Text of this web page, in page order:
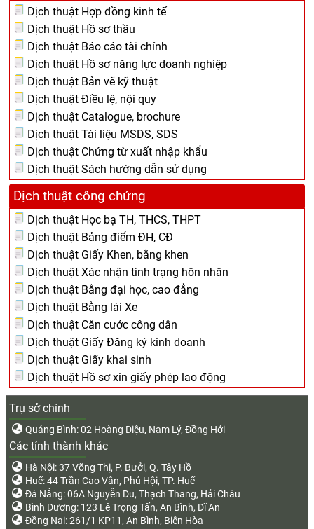
Dịch thuật Hợp đồng kinh tế
Dịch thuật Hồ sơ thầu
Dịch thuật Báo cáo tài chính
Dịch thuật Hồ sơ năng lực doanh nghiệp
Dịch thuật Bản vẽ kỹ thuật
Dịch thuật Điều lệ, nội quy
Dịch thuật Catalogue, brochure
Dịch thuật Tài liệu MSDS, SDS
Dịch thuật Chứng từ xuất nhập khẩu
Dịch thuật Sách hướng dẫn sử dụng
Dịch thuật công chứng
Dịch thuật Học bạ TH, THCS, THPT
Dịch thuật Bảng điểm ĐH, CĐ
Dịch thuật Giấy Khen, bằng khen
Dịch thuật Xác nhận tình trạng hôn nhân
Dịch thuật Bằng đại học, cao đẳng
Dịch thuật Bằng lái Xe
Dịch thuật Căn cước công dân
Dịch thuật Giấy Đăng ký kinh doanh
Dịch thuật Giấy khai sinh
Dịch thuật Hồ sơ xin giấy phép lao động
Trụ sở chính
Quảng Bình: 02 Hoàng Diệu, Nam Lý, Đồng Hới
Các tỉnh thành khác
Hà Nội: 37 Võng Thị, P. Bưởi, Q. Tây Hồ
Huế: 44 Trần Cao Vân, Phú Hội, TP. Huế
Đà Nẵng: 06A Nguyễn Du, Thạch Thang, Hải Châu
Bình Dương: 123 Lê Trọng Tấn, An Bình, Dĩ An
Đồng Nai: 261/1 KP11, An Bình, Biên Hòa